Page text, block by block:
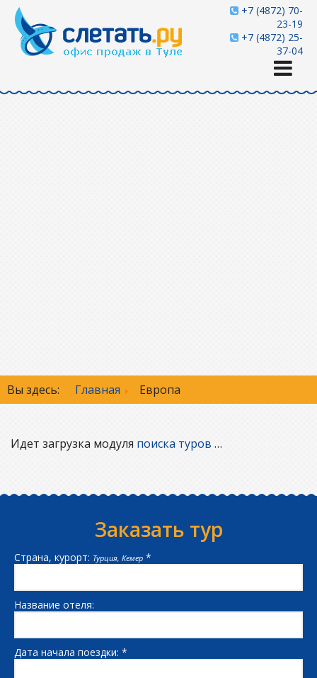
+7 (4872) 70-
23-19
+7 (4872) 25-
37-04
Вы здесь: Главная Европа
Идет загрузка модуля поиска туров …
Заказать тур
Страна, курорт: Турция, Кемер *
Название отеля:
Дата начала поездки: *